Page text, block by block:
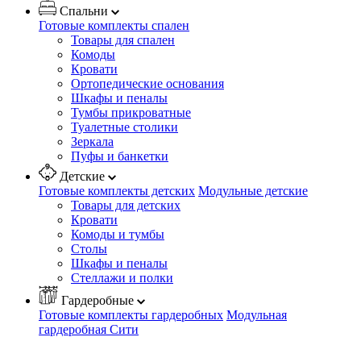
Спальни
Готовые комплекты спален
Товары для спален
Комоды
Кровати
Ортопедические основания
Шкафы и пеналы
Тумбы прикроватные
Туалетные столики
Зеркала
Пуфы и банкетки
Детские
Готовые комплекты детских Модульные детские
Товары для детских
Кровати
Комоды и тумбы
Столы
Шкафы и пеналы
Стеллажи и полки
Гардеробные
Готовые комплекты гардеробных Модульная
гардеробная Сити